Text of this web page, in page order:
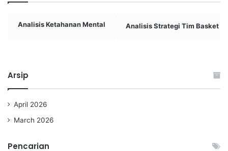
Analisis Ketahanan Mental Analisis Strategi Tim Basket
Arsip
April 2026
March 2026
Pencarian